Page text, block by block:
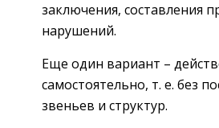
заключения, составления
нарушений.
Еще один вариант –
самостоятельно, т. е. без
звеньев и структур.